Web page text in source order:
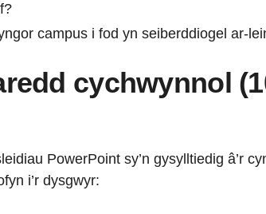
campus i fod yn seiberddiogel ar-
cychwynnol
PowerPoint sy’n gysylltiedigâ’r
i’r dysgwyr: